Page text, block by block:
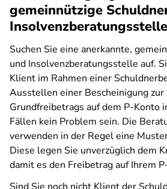
gemeinnützige
Insolvenzberatungsstelle
Suchen Sie eine anerkannte,
und Insolvenzberatungsstelle auf.
Klient im Rahmen einer
Ausstellen einer Bescheinigung zur
Grundfreibetrags auf dem P-Konto
Fällen kein Problem sein. Die
verwenden in der Regel eine
Diese legen Sie unverzüglich dem
damit es den Freibetrag auf Ihrem